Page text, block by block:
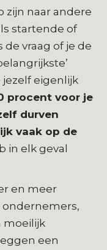
zijn naar andere
startende of
vraag of je de
eigenlijk
procent voor je
durven
vaak op de
in elk geval
en meer
moeilijk
een